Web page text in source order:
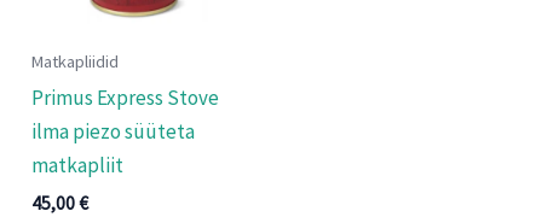
Matkapliidid
Primus Express Stove
ilma piezo süüteta
matkapliit
45,00€